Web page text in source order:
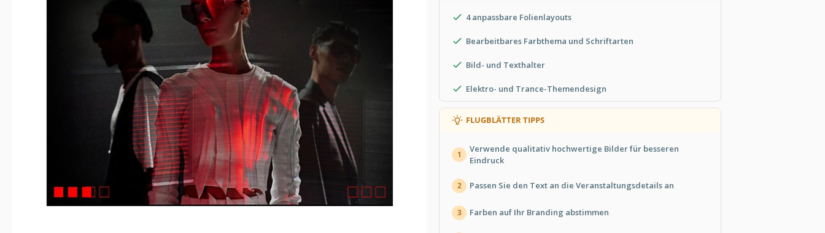
4 anpassbare Folienlayouts
Bearbeitbares Farbthema und Schriftarten
Bild- und Texthalter
Elektro- und Trance-Themendesign
FLUGBLÄTTER TIPPS
1
Verwende qualitativ hochwertige Bilder für besseren
Eindruck
2 Passen Sie den Text an die Veranstaltungsdetails an
3 Farben auf Ihr Branding abstimmen